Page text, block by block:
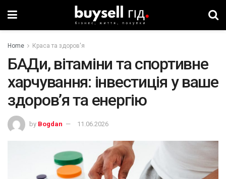
Home Краса та здоров'я
БАДи, вітаміни та спортивне
харчування: інвестиція у ваше
здоров’я та енергію
by Bogdan 11.06.2026